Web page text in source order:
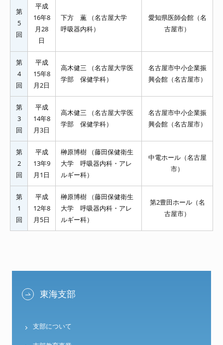
第
5
回
平成
16年8
月28
日
下方 薫 （名古屋大学
呼吸器内科）
愛知県医師会館（名
古屋市）
第
4
回
平成
15年8
月2日
高木健三 （名古屋大学医
学部 保健学科）
名古屋市中小企業振
興会館（名古屋市）
第
3
回
平成
14年8
月3日
高木健三 （名古屋大学医
学部 保健学科）
名古屋市中小企業振
興会館（名古屋市）
第
2
回
平成
13年9
月1日
榊原博樹 （藤田保健衛生
大学 呼吸器内科・アレ
ルギー科）
中電ホール（名古屋
市）
第
1
回
平成
12年8
月5日
榊原博樹 （藤田保健衛生
大学 呼吸器内科・アレ
ルギー科）
第2豊田ホール（名
古屋市）
東海支部
支部について